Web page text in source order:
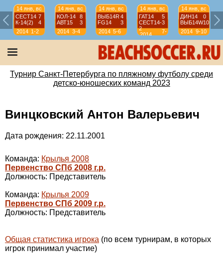
14 янв, вс
СЕСТ14 7
К-14(2)
4
2014 1-2
14 янв, вс
КОЛ-14
8
АВТ15
3
2014 3-4
14 янв, вс
ВЫБ14R 4
FG14
3
2014 5-6
14 янв, вс
ГАТ14
5
СЕСТ14-
2
3
2014
7-
8
14 янв, вс
ДИН14
0
ВЫБ14W10
2014 9-10
Турнир Санкт-Петербурга по пляжному футболу среди
детско-юношеских команд 2023
Винцковский Антон Валерьевич
Дата рождения: 22.11.2001
Команда: Крылья 2008
Первенство СПб 2008 г.р.
Должность: Представитель
Команда: Крылья 2009
Первенство СПб 2009 г.р.
Должность: Представитель
Общая статистика игрока (по всем турнирам, в которых
игрок принимал участие)